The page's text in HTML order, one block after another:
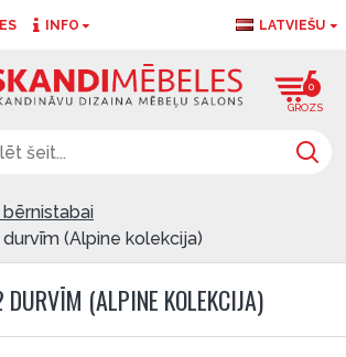
INFO LATVIEŠU
0
(Alpine kolekcija)
(ALPINE KOLEKCIJA)